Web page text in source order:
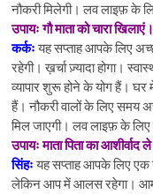
नौकरी मिलेगी। लव लाइफ़ के
उपायः गौ माता को चारा खिलाएं।
कर्कः यह सप्ताह आपके लिए
रहेगी। ख़र्चा ज़्यादा होगा।
व्यापार शुरू होने के योग हैं।
हैं। नौकरी वालों के लिए समय
मिल जाएगी। लव लाइफ़ के
उपायः माता पिता का
सिंहः यह सप्ताह आपके लिए एक
लेकिन आप में आलस रहेगा।